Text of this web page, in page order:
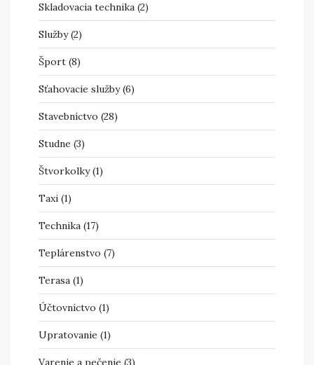
Skladovacia technika (2)
Služby(2)
Šport (8)
Sťahovacie služby(6)
Stavebníctvo (28)
Studne (3)
Štvorkolky(1)
Taxi (1)
Technika (17)
Teplárenstvo (7)
Terasa (1)
Účtovníctvo (1)
Upratovanie (1)
Varenie a pečenie (3)